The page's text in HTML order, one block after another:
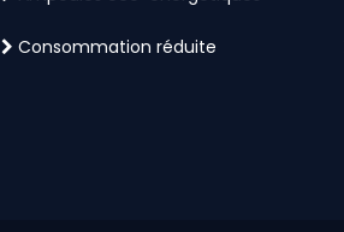
Consommation réduite